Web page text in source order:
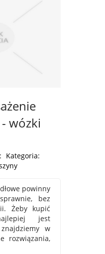
wózki
Kategoria:
powinny
bez
Żeby kupić
jest
w
rozwiązania,